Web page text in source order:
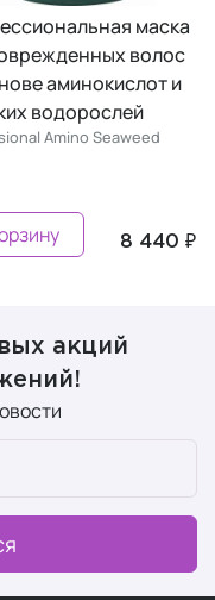
маска
волос
аминокислот и
водорослей
Amino Seaweed
8 440 ₽
акций